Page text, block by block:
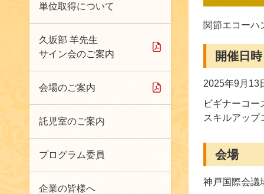
単位取得について
久坂部 羊先生
サイン会のご案内
会場のご案内
託児室のご案内
プログラム委員
企業の皆様へ
関節エコーハ
開催日時
2025年9月13
ビギナーコ
スキルアップ
会場
神戸国際会